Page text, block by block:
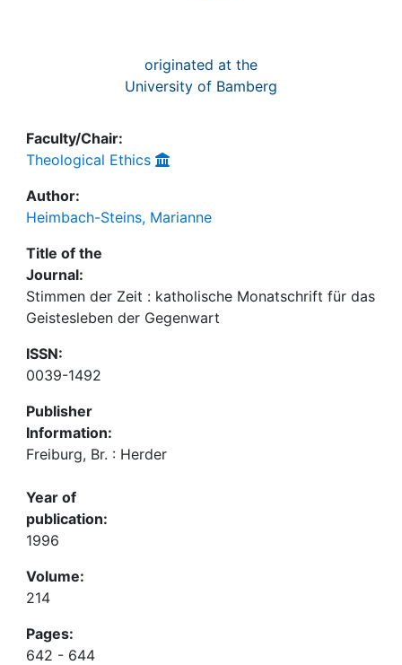
originated at the
University of Bamberg
Faculty/Chair:
Theological Ethics
Author:
Heimbach-Steins, Marianne
Title of the
Journal:
Stimmen der Zeit : katholische Monatschrift für das
Geistesleben der Gegenwart
ISSN:
0039-1492
Publisher
Information:
Freiburg, Br. : Herder
Year of
publication:
1996
Volume:
214
Pages:
642 - 644